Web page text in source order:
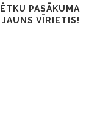
PASĀKUMA
JAUNS VĪRIETIS!